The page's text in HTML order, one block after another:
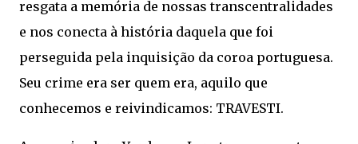
resgata a memória de nossas transcentralidades
e nos conecta à história daquela que foi
perseguida pela inquisição da coroa portuguesa.
Seu crime era ser quem era, aquilo que
conhecemos e reivindicamos: TRAVESTI.